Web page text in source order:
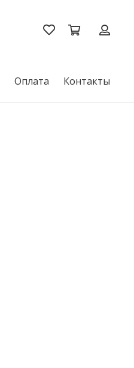
Оплата Контакты